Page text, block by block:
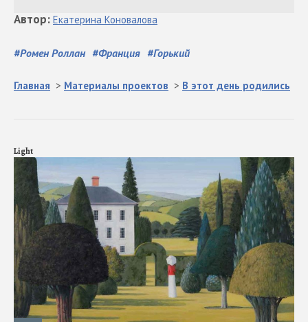
#Ромен Роллан #Франция #Горький
Автор: Екатерина Коновалова
Главная > Материалы проектов > В этот день родились
Light